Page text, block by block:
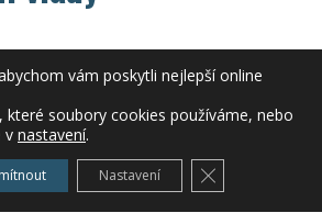
KIS Vysočina
Porady ministra zemědělství
vám poskytli nejlepší online
soubory cookies používáme, nebo
v nastavení.
Nastavení Zavřít cookie